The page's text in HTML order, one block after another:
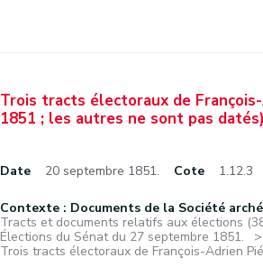
Trois tracts électoraux de
1851 ; les autres ne sont pas datés)
Date 20 septembre 1851. Cote 1.12.3
Contexte : Documents de la Société
Tracts et documents relatifs aux élections
Élections du Sénat du 27 septembre 1851.
Trois tracts électoraux de François-Adrien